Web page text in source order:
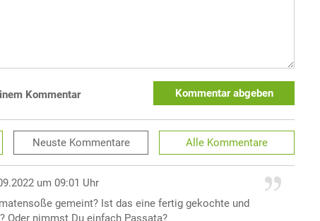
Kommentar Kommentar abgeben
Neuste Kommentare Alle Kommentare
um 09:01 Uhr
gemeint? Ist das eine fertig gekochte und
Oder nimmst Du einfach Passata?